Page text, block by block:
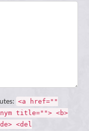
<a href=""
title=""> <b>
<del